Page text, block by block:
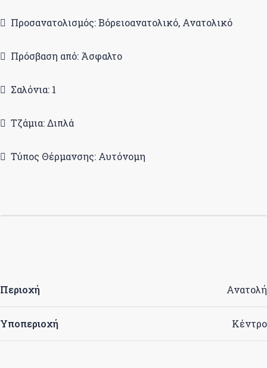
Προσανατολισμός: Βόρειοανατολικό, Ανατολικό
Πρόσβαση από: Άσφαλτο
Σαλόνια: 1
Τζάμια: Διπλά
Τύπος Θέρμανσης: Αυτόνομη
Περιοχή Ανατολή
Υποπεριοχή Κέντρο